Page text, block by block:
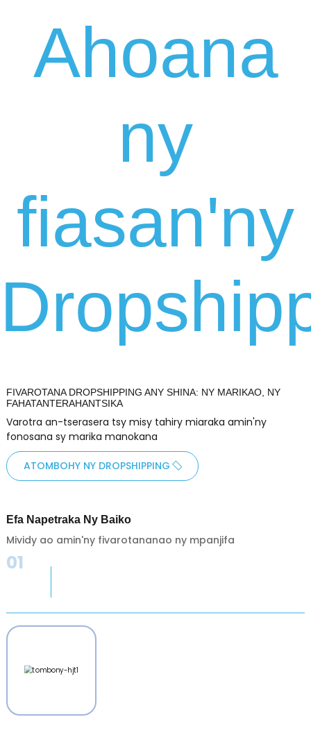
Ahoana
ny
fiasan'ny
FIVAROTANA DROPSHIPPING ANY SHINA: NY MARIKAO, NY
FAHATANTERAHANTSIKA
Varotra an-tserasera tsy misy tahiry miaraka amin'ny
fonosana sy marika manokana
ATOMBOHY NY DROPSHIPPING
01
Efa Napetraka Ny Baiko
Mividy ao amin'ny fivarotananao ny mpanjifa